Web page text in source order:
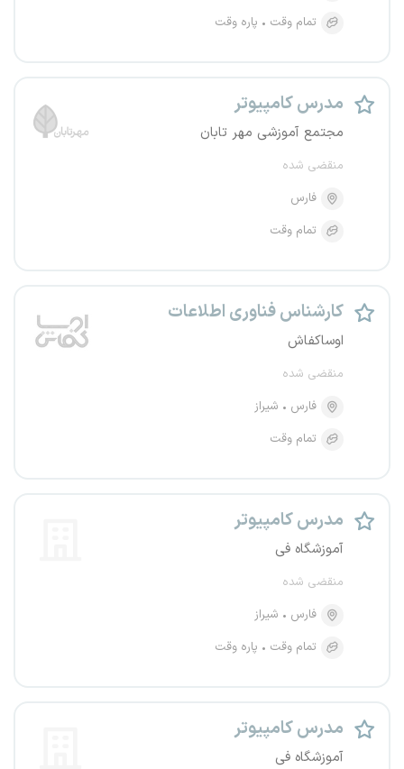
تمام وقت
پاره وقت
مدرس کامپیوتر
مجتمع آموزشی مهر تابان
منقضی شده
فارس
تمام وقت
کارشناس فناوری اطلاعات
اوساکفاش
منقضی شده
فارس
شیراز
تمام وقت
مدرس کامپیوتر
آموزشگاه فی
منقضی شده
فارس
شیراز
تمام وقت
پاره وقت
مدرس کامپیوتر
آموزشگاه فی